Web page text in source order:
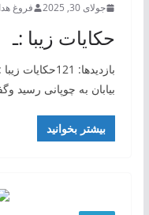
جولای 30, 2025 فروغ
حکایات زیبا :ـ
بازدیدها:
بیابان به چوپانی رسید
بیشتر بخوانید